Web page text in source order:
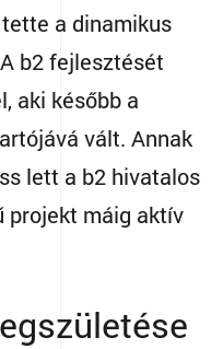
a dinamikus
b2 fejlesztését
aki később a
vált. Annak
lett a b2 hivatalos
projekt máig aktív